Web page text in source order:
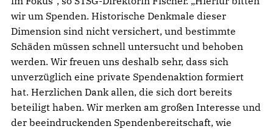
wir um Spenden. Historische Denkmale dieser
Dimension sind nicht versichert, und bestimmte
Schäden müssen schnell untersucht und behoben
werden. Wir freuen uns deshalb sehr, dass sich
unverzüglich eine private Spendenaktion formiert
hat. Herzlichen Dank allen, die sich dort bereits
beteiligt haben. Wir merken am großen Interesse und
der beeindruckenden Spendenbereitschaft, wie